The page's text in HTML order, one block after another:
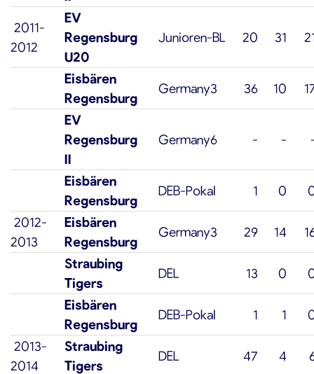
2011-
2012
EV
Regensburg
U20
Junioren-BL 20 31
Eisbären
Regensburg
Germany3 36 10
EV
Regensburg
II
Germany6 - -
Eisbären
Regensburg
DEB-Pokal 1 0
2012-
2013
Eisbären
Regensburg
Germany3 29 14
Straubing
Tigers
DEL 13 0
Eisbären
Regensburg
DEB-Pokal 1 1
2013-
2014
Straubing
Tigers
DEL 47 4